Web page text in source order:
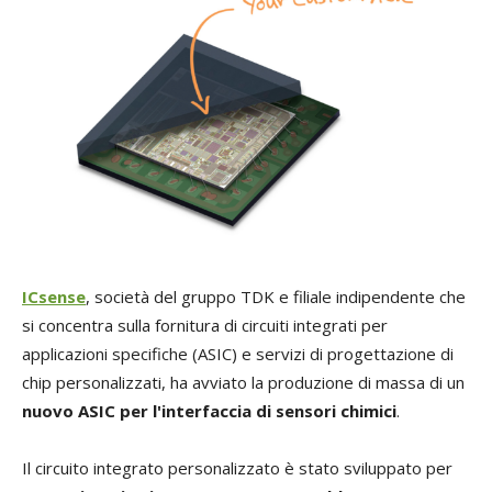
ICsense, società del gruppo TDK e filiale indipendente che
si concentra sulla fornitura di circuiti integrati per
applicazioni specifiche (ASIC) e servizi di progettazione di
chip personalizzati, ha avviato la produzione di massa di un
nuovo ASIC per l'interfaccia di sensori chimici.
Il circuito integrato personalizzato è stato sviluppato per